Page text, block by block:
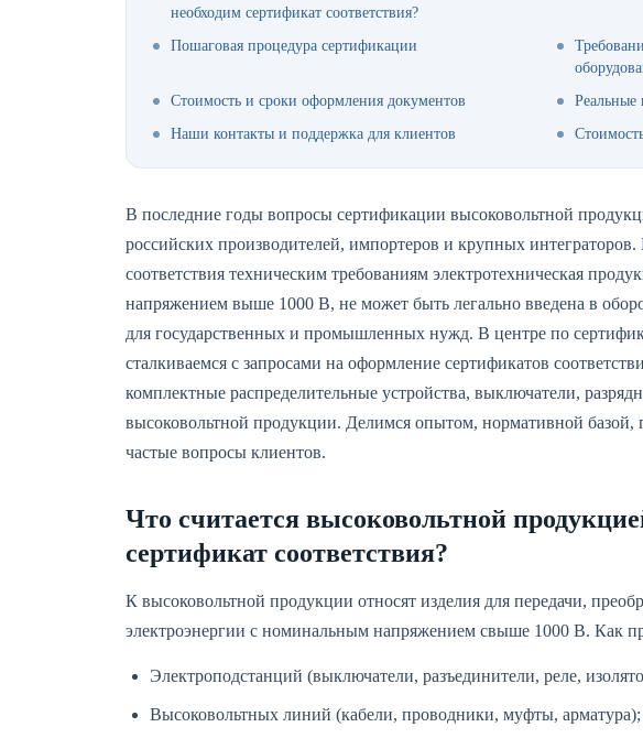
необходим сертификат соответствия?
Пошаговая процедура сертификации
Стоимость и сроки оформления документов
Наши контакты и поддержка для клиентов
В последние годы вопросы сертификации высоковольтной
российских производителей, импортеров и крупных интеграторов.
соответствия техническим требованиям электротехническая
напряжением выше 1000 В, не может быть легально введена в
для государственных и промышленных нужд. В центре по
сталкиваемся с запросами на оформление сертификатов
комплектные распределительные устройства, выключатели,
высоковольтной продукции. Делимся опытом, нормативной базой,
частые вопросы клиентов.
Что считается высоковольтной
сертификат соответствия?
К высоковольтной продукции относят изделия для передачи,
электроэнергии с номинальным напряжением свыше 1000 В. Как
Электроподстанций (выключатели, разъединители, реле,
Высоковольтных линий (кабели, проводники, муфты, арматура);